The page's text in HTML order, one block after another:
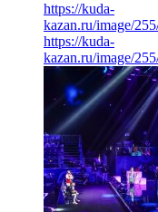
https://kuda-
kazan.ru/image/
https://kuda-
kazan.ru/image/